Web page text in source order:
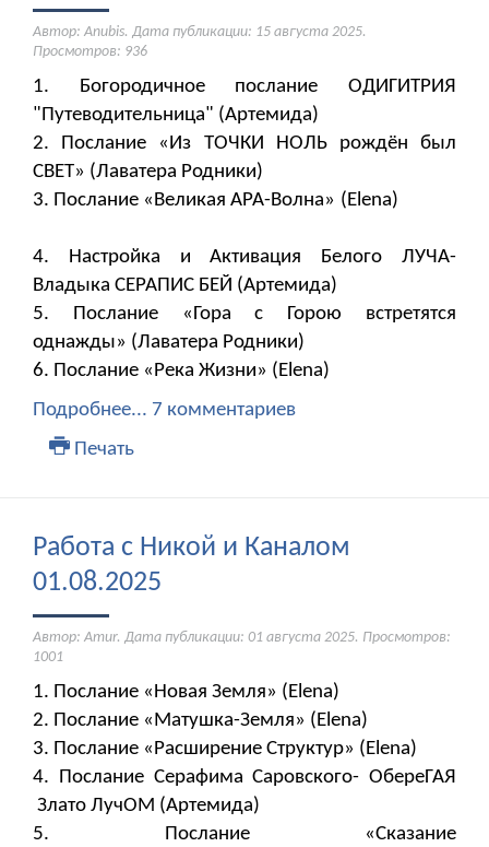
Автор: Anubis. Дата публикации: 15 августа 2025.
Просмотров: 936
1. Богородичное послание ОДИГИТРИЯ
"Путеводительница" (Артемида)
2. Послание «Из ТОЧКИ НОЛЬ рождён был
СВЕТ» (Лаватера Родники)
3. Послание «Великая АРА-Волна» (Elena)
4. Настройка и Активация Белого ЛУЧА-
Владыка СЕРАПИС БЕЙ (Артемида)
5. Послание «Гора с Горою встретятся
однажды» (Лаватера Родники) ​​​​​​​
6. Послание «Река Жизни» (Elena)
Подробнее... 7 комментариев
Печать
Работа с Никой и Каналом
01.08.2025
Автор: Amur. Дата публикации: 01 августа 2025. Просмотров:
1001
1. Послание «Новая Земля» (Elena)
2. Послание «Матушка-Земля» (Elena)
​​​​​​​3. Послание «Расширение Структур» (Elena)
4. Послание Серафима Саровского- ОбереГАЯ
Злато ЛучОМ (Артемида)
5. Послание «Сказание